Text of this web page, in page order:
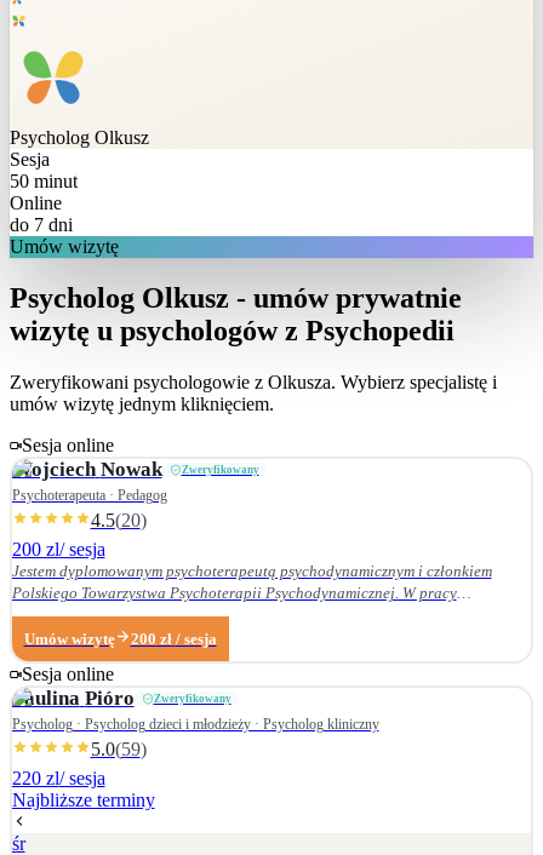
Psycholog Olkusz
Sesja
50 minut
Online
do 7 dni
Umów wizytę
Psycholog Olkusz - umów prywatnie
wizytę u psychologów z Psychopedii
Zweryfikowani psychologowie z Olkusza. Wybierz specjalistę i
umów wizytę jednym kliknięciem.
Sesja online
Wojciech Nowak Zweryfikowany
Psychoterapeuta · Pedagog
4.5(20)
200 zl/ sesja
Jestem dyplomowanym psychoterapeutą psychodynamicznym i członkiem
Polskiego Towarzystwa Psychoterapii Psychodynamicznej. W pracy
terapeutycznej wnikliwie słucham pacjenta i podążam za jego narracją. Moje
zainteresowania zawodowe obejmują przede wszystkim: • psychoterapię
zaburzeń osobowości, • zaburzenia nerwicowe i lękowe, • problematykę relacji
małżeńskich i rodzinnych. Nie zajmuję się terapią uzależnień. Ukończyłem
Wydział Nauk Pedagogicznych Dolnośląskiej Szkoły Wyższej we Wrocławiu —
w 2007 r. studia licencjackie (pedagogika rodzinna), a w 2009 r. magisterskie
(resocjalizacja). W 2016 r. ukończyłem czteroletnie szkolenie z psychoterapii
psychodynamicznej w Krakowskim Centrum Psychodynamicznym, a w styczniu
2020 r. uzyskałem dyplom psychoterapeuty psychodynamicznego. Od
ukończenia szkoły psychoterapii regularnie uczestniczę w konferencjach
naukowych organizowanych przez Polskie Towarzystwo Psychoterapii
Umów wizytę 200 zł / sesja
Sesja online
Paulina Pióro Zweryfikowany
Psycholog · Psycholog dzieci i młodzieży · Psycholog kliniczny
5.0(59)
220 zl/ sesja
Najbliższe terminy
śr